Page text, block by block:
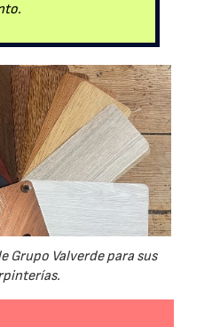
Grupo Valverde para sus